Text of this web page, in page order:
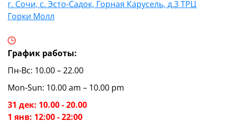
г. Сочи, с. Эсто-Садок, Горная Карусель, д.3 ТРЦ
Горки Молл
График работы:
Пн-Вс: 10.00 – 22.00
Mon-Sun: 10.00 am – 10.00 pm
31 дек: 10.00 - 20.00
1 янв: 12:00 - 22:00